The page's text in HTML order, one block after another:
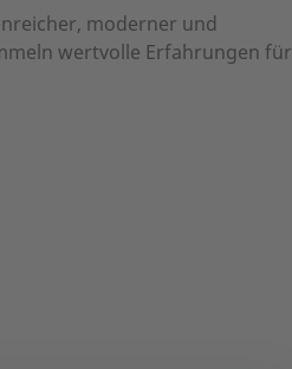
moderner und
wertvolle Erfahrungen für